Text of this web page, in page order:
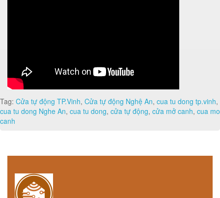
Tag: Cửa tự động TP.Vinh, Cửa tự động Nghệ An, cua tu dong tp.vinh,
cua tu dong Nghe An, cua tu dong, cửa tự động, cửa mở canh, cua mo
canh